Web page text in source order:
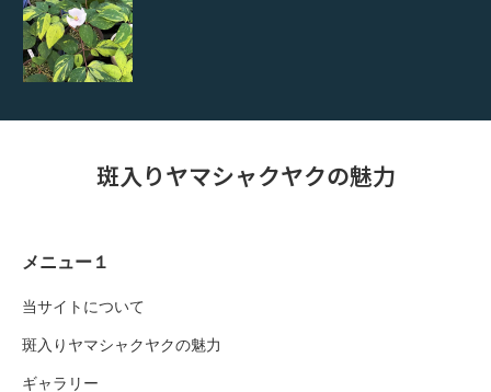
斑入りヤマシャクヤクの魅力
メニュー１
当サイトについて
斑入りヤマシャクヤクの魅力
ギャラリー